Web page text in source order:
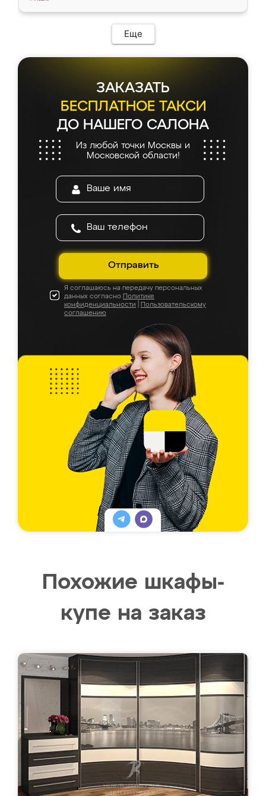
Еще
ЗАКАЗАТЬ
БЕСПЛАТНОЕ ТАКСИ
ДО НАШЕГО САЛОНА
Из любой точки Москвы и
Московской области!
Отправить
Я соглашаюсь на передачу персональных
данных согласно Политике
конфиденциальности
Пользовательскому
соглашению
Похожие шкафы-
купе на заказ